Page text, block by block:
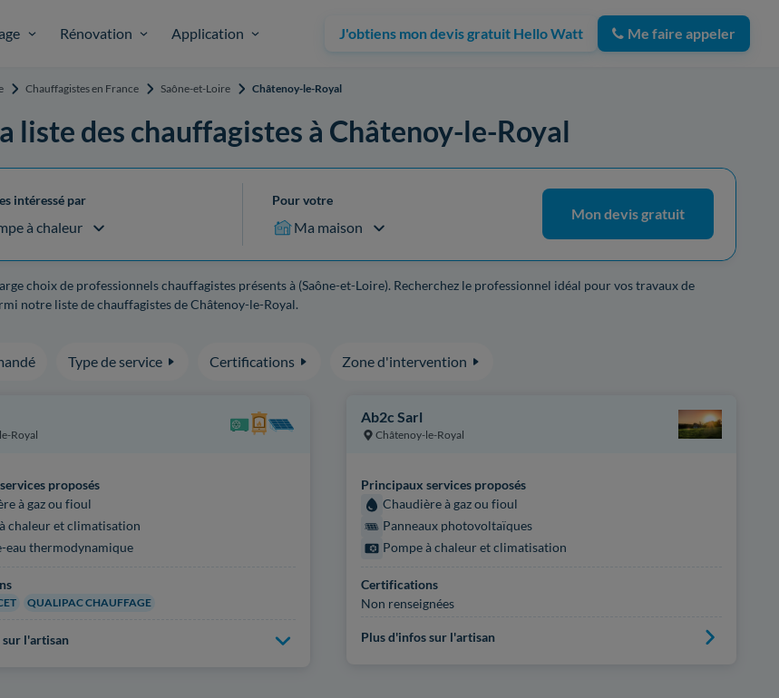
Rénovation Application J'obtiens mon devis gratuit Hello Watt Me faire appeler
Chauffagistes en France Saône-et-Loire Châtenoy-le-Royal
liste des chauffagistes à Châtenoy-le-Royal
intéressé par
à chaleur
Pour votre
Ma maison
Mon devis gratuit
choix de professionnels chauffagistes présents à (Saône-et-Loire). Recherchez le professionnel idéal pour vos travaux de
notre liste de chauffagistes de Châtenoy-le-Royal.
Type de service Certifications Zone d'intervention
Royal
proposés
à gaz ou fioul
chaleur et climatisation
eau thermodynamique
QUALIPAC CHAUFFAGE
l'artisan
Ab2c Sarl
Châtenoy-le-Royal
Principaux services proposés
Chaudière à gaz ou fioul
Panneaux photovoltaïques
Pompe à chaleur et climatisation
Certifications
Non renseignées
Plus d'infos sur l'artisan